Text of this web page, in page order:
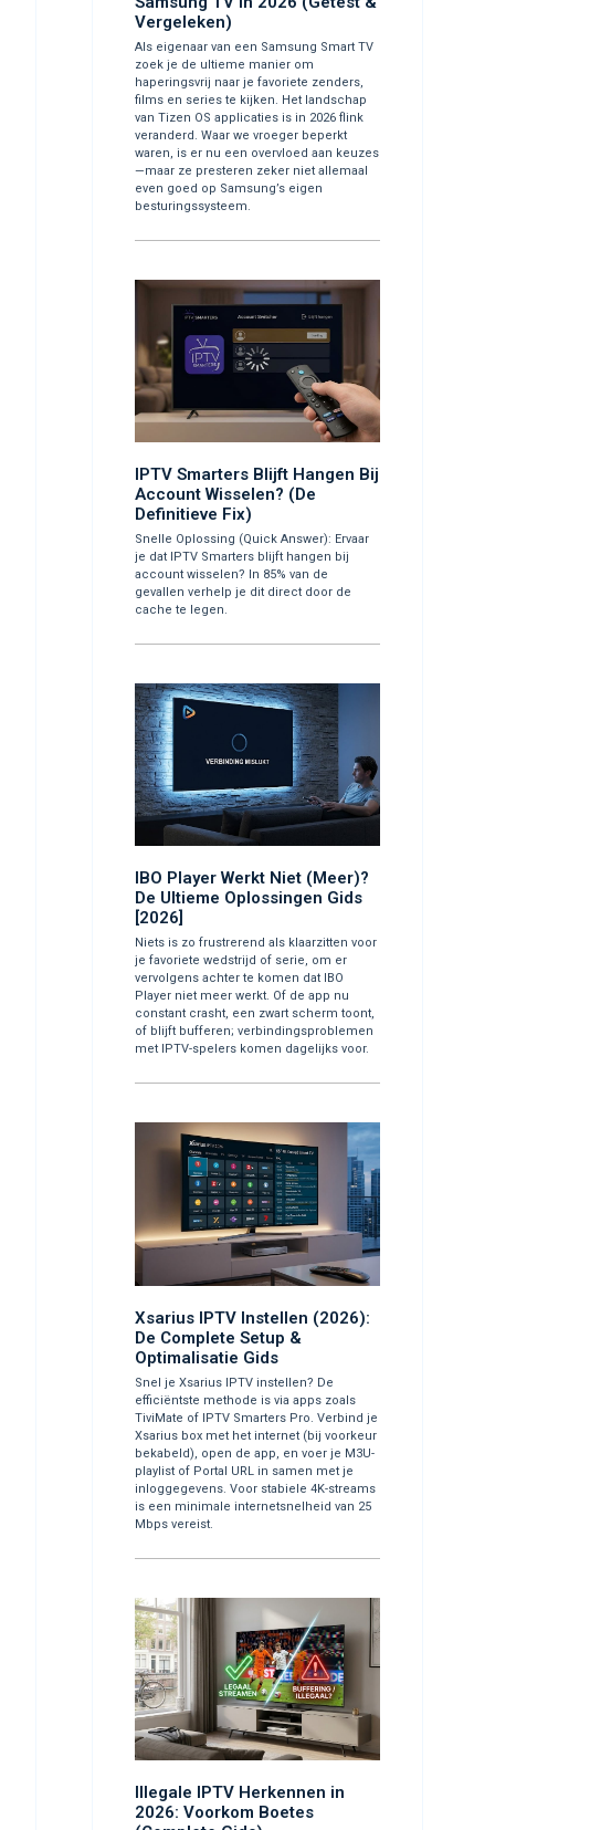
Vergeleken)
Als eigenaar van een Samsung Smart TV
zoek je de ultieme manier om
haperingsvrij naar je favoriete zenders,
films en series te kijken. Het landschap
van Tizen OS applicaties is in 2026 flink
veranderd. Waar we vroeger beperkt
waren, is er nu een overvloed aan keuzes
—maar ze presteren zeker niet allemaal
even goed op Samsung’s eigen
besturingssysteem.
IPTV Smarters Blijft Hangen Bij
Account Wisselen? (De
Definitieve Fix)
Snelle Oplossing (Quick Answer): Ervaar
je dat IPTV Smarters blijft hangen bij
account wisselen? In 85% van de
gevallen verhelp je dit direct door de
cache te legen.
IBO Player Werkt Niet (Meer)?
De Ultieme Oplossingen Gids
[2026]
Niets is zo frustrerend als klaarzitten voor
je favoriete wedstrijd of serie, om er
vervolgens achter te komen dat IBO
Player niet meer werkt. Of de app nu
constant crasht, een zwart scherm toont,
of blijft bufferen; verbindingsproblemen
met IPTV-spelers komen dagelijks voor.
Xsarius IPTV Instellen (2026):
De Complete Setup &
Optimalisatie Gids
Snel je Xsarius IPTV instellen? De
efficiëntste methode is via apps zoals
TiviMate of IPTV Smarters Pro. Verbind je
Xsarius box met het internet (bij voorkeur
bekabeld), open de app, en voer je M3U-
playlist of Portal URL in samen met je
inloggegevens. Voor stabiele 4K-streams
is een minimale internetsnelheid van 25
Mbps vereist.
Illegale IPTV Herkennen in
2026: Voorkom Boetes